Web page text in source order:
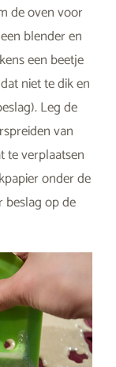
de oven voor
blender en
een beetje
niet te dik en
Leg de
van
te verplaatsen
onder de
op de